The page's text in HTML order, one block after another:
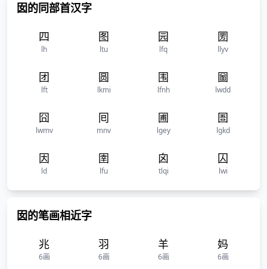
囡的同部首汉字
四
lh
图
ltu
园
lfq
圐
llyv
团
lft
圆
lkmi
围
lfnh
圙
lwdd
囧
lwmv
囘
mnv
圃
lgey
圄
lgkd
因
ld
圉
lfu
囟
tlqi
囚
lwi
囡的笔画相近字
兆
6画
羽
6画
羊
6画
妈
6画